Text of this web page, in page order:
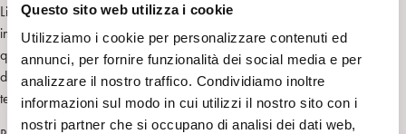
Questo sito web utilizza i cookie
Utilizziamo i cookie per personalizzare contenuti ed
annunci, per fornire funzionalità dei social media e per
analizzare il nostro traffico. Condividiamo inoltre
informazioni sul modo in cui utilizzi il nostro sito con i
nostri partner che si occupano di analisi dei dati web,
Lindsay Kemp, apprese la stilizzazione dei gesti del teatro kabuki, recitò
in molti film di successo sfruttando il suo magnetismo androgino, dipinse
quadri, e si nutrì avidamente di molteplici fonti di ispirazione spaziando
dal musical al teatro brechtiano, dal surrealismo all’espressionismo
tedesco, dalla cultura pop alla spiritualità orientale.